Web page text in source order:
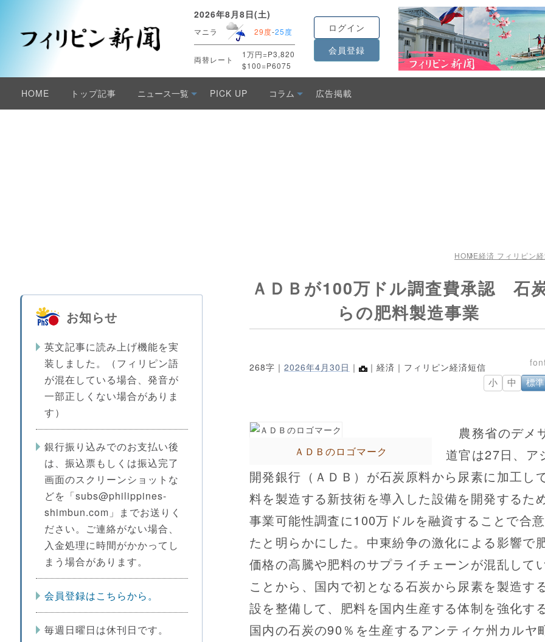
2026年8月8日(土)
マニラ 29度-25度
両替レート
1万円=P3,820
$100=P6075
ログイン
会員登録
HOME トップ記事 ニュース一覧 PICK UP コラム 広告掲載
お知らせ
英文記事に読み上げ機能を実
装しました。（フィリピン語
が混在している場合、発音が
一部正しくない場合がありま
す）
銀行振り込みでのお支払い後
は、振込票もしくは振込完了
画面のスクリーンショットな
どを「subs@philippines-
shimbun.com」までお送りく
ださい。ご連絡がない場合、
入金処理に時間がかかってし
まう場合があります。
会員登録はこちらから。
毎週日曜日は休刊日です。
HOME経済 フィリピン
ＡＤＢが100万ドル調査費承認 石
らの肥料製造事業
268字｜ 2026年4月30日 ｜ ｜経済｜フィリピン経済短信
小 中 標準
ＡＤＢのロゴマーク
農務省のデメ
道官は27日、ア
開発銀行（ＡＤＢ）が石炭原料から尿素に加工し
料を製造する新技術を導入した設備を開発するた
事業可能性調査に100万ドルを融資することで合
たと明らかにした。中東紛争の激化による影響で
価格の高騰や肥料のサプライチェーンが混乱して
ことから、国内で初となる石炭から尿素を製造す
設を整備して、肥料を国内生産する体制を強化する
国内の石炭の90％を生産するアンティケ州カルヤ